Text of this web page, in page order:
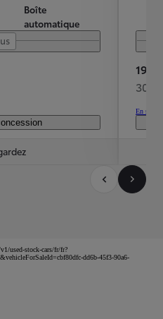
Boîte
automatique
19
307
En
used-stock-cars/fr/fr?
dd6b-45f3-90a6-